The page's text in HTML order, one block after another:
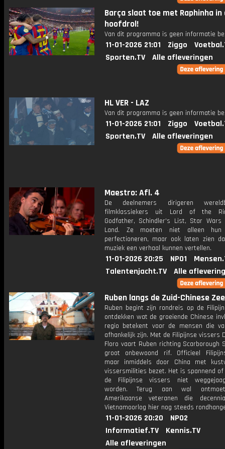
Barça slaat toe met Raphinha in
hoofdrol!
Van dit programma is geen informatie
11-01-2026 21:01 Ziggo
Sporten.TV
Alle afleveringen
HL VER - LAZ
Van dit programma is geen informatie
11-01-2026 21:01 Ziggo
Sporten.TV
Alle afleveringen
Maestro: Afl. 4
De deelnemers dirigeren
filmklassiekers uit Lord of the
Godfather, Schindler's List, Star
Land. Ze moeten niet alleen hun
perfectioneren, maar ook laten zien
muziek een verhaal kunnen vertellen.
11-01-2026 20:25 NPO1
Talentenjacht.TV
Alle
Ruben langs de Zuid-Chinese
Ruben begint zijn rondreis op de
ontdekken wat de groeiende Chinese
regio betekent voor de mensen die
afhankelijk zijn. Met de Filipijnse vissers
Floro vaart Ruben richting Scarborough
groot onbewoond rif. Officieel
maar inmiddels door China met
vissersmilities bezet. Het is spannend of
de Filipijnse vissers niet
worden. Terug aan wal
Amerikaanse veteranen die
Vietnamoorlog hier nog steeds
11-01-2026 20:20
NPO2
Informatief.TV
Kennis.TV
Alle afleveringen